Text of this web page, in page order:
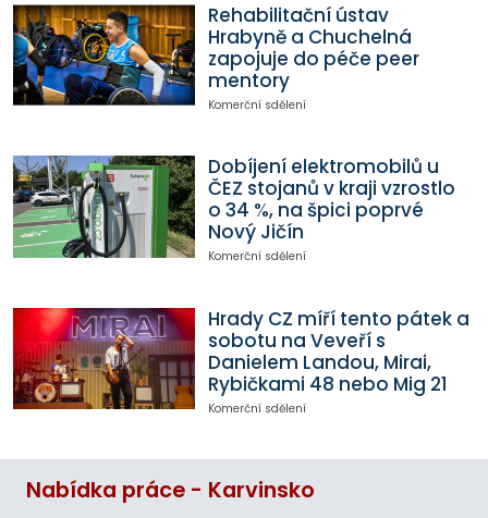
Rehabilitační ústav
Hrabyně a Chuchelná
zapojuje do péče peer
mentory
Komerční sdělení
Dobíjení elektromobilů u
ČEZ stojanů v kraji vzrostlo
o 34 %, na špici poprvé
Nový Jičín
Komerční sdělení
Hrady CZ míří tento pátek a
sobotu na Veveří s
Danielem Landou, Mirai,
Rybičkami 48 nebo Mig 21
Komerční sdělení
Nabídka práce - Karvinsko